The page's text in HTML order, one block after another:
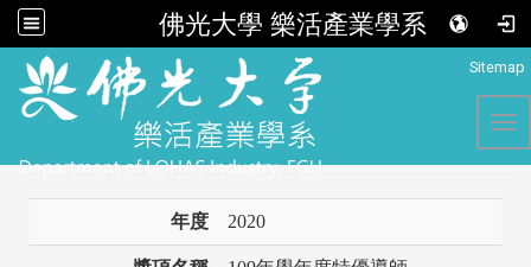
佛光大學 樂活產業學系
Sitemap
年度 2020